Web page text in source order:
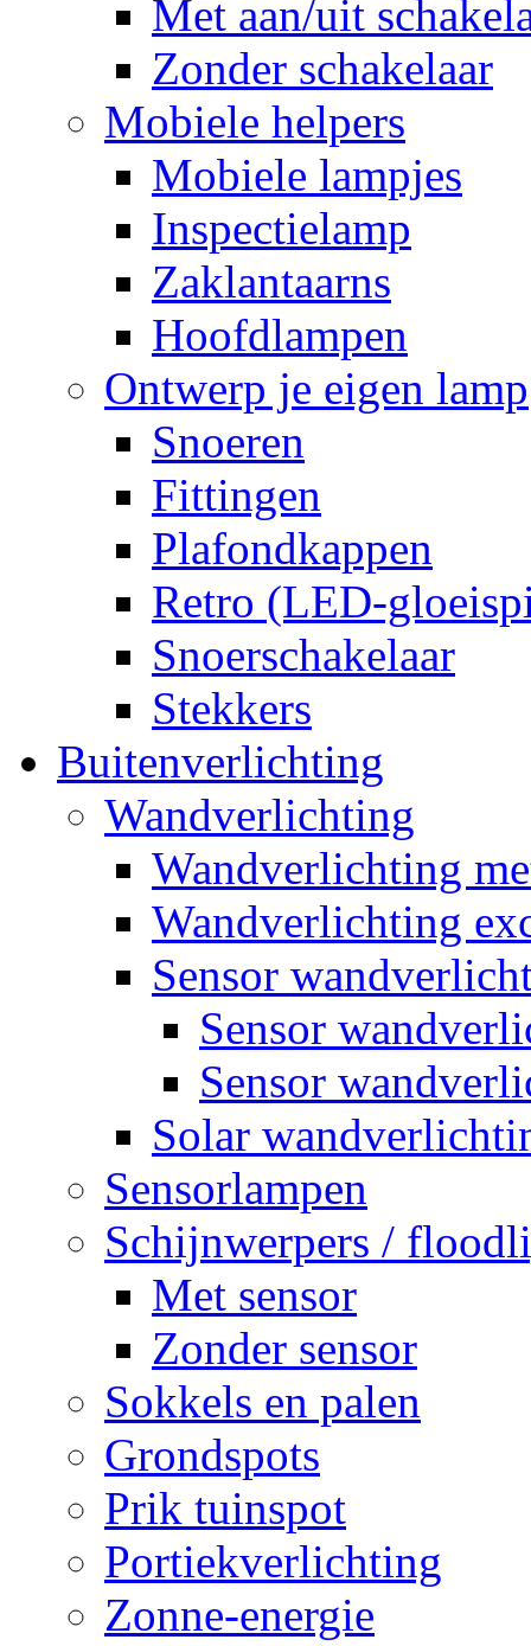
Met aan/uit
Zonder schakelaar
Mobiele helpers
Mobiele lampjes
Inspectielamp
Zaklantaarns
Hoofdlampen
Ontwerp je eigen lamp
Snoeren
Fittingen
Plafondkappen
Retro (LED-
Snoerschakelaar
Stekkers
Buitenverlichting
Wandverlichting
Wandverlichting
Wandverlichting
Sensor
Sensor
Sensor
Solar
Sensorlampen
Schijnwerpers /
Met sensor
Zonder sensor
Sokkels en palen
Grondspots
Prik tuinspot
Portiekverlichting
Zonne-energie